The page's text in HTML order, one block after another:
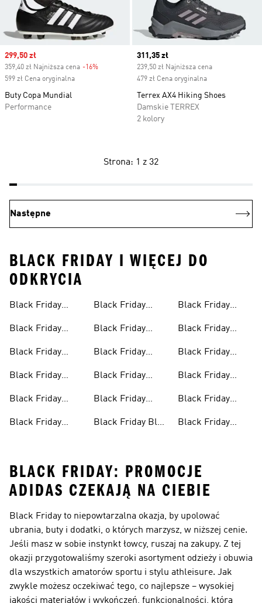
Sale price
299,50 zł
359,40 zł Najniższa cena -16%
599 zł Cena oryginalna
Buty Copa Mundial
Performance
Current price
311,35 zł
239,50 zł Najniższa cena
479 zł Cena oryginalna
Terrex AX4 Hiking Shoes
Damskie TERREX
2 kolory
Strona: 1 z 32
Następne
BLACK FRIDAY I WIĘCEJ DO
ODKRYCIA
Black Friday
Damskich
Black Friday
Biegania
Black Friday
Black Friday
Dresowych
Black Friday
Kobiet
Black Friday
Damskich
Black Friday
Pływackich
Black Friday
Black Friday
Black Friday
Męskich
Black Friday
Black Friday Bluz
Black Friday
Koszykówki Dla
Mężczyzn
Black Friday
W Golfa Dla
Mężczyzn
Black Friday
Kobiet
Black Friday
Black Friday
Black Friday
BLACK FRIDAY: PROMOCJE
ADIDAS CZEKAJĄ NA CIEBIE
Black Friday to niepowtarzalna okazja, by upolować
ubrania, buty i dodatki, o których marzysz, w niższej cenie.
Jeśli masz w sobie instynkt łowcy, ruszaj na zakupy. Z tej
okazji przygotowaliśmy szeroki asortyment odzieży i obuwia
dla wszystkich amatorów sportu i stylu athleisure. Jak
zwykle możesz oczekiwać tego, co najlepsze – wysokiej
jakości materiałów i wykończeń, funkcjonalności, która